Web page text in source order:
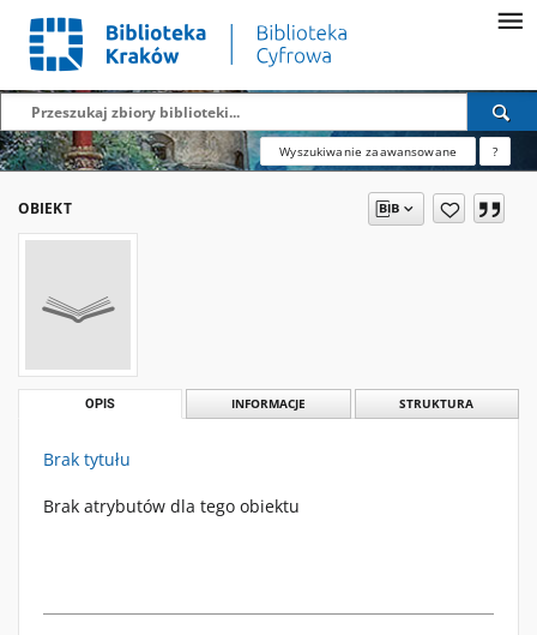
Wyszukiwanie zaawansowane ?
OBIEKT
OPIS INFORMACJE STRUKTURA
Brak tytułu
Brak atrybutów dla tego obiektu